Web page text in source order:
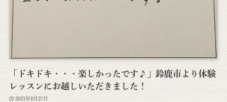
「ドキドキ・・・楽しかったです♪」鈴鹿市より体験
レッスンにお越しいただきました！
2021年8月27日